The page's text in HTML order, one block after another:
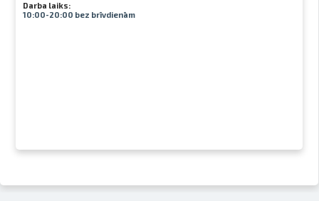
Darba laiks:
10:00-20:00 bez brīvdienām